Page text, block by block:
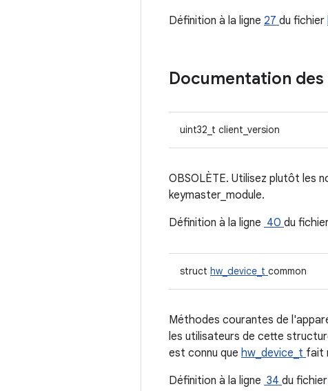
Définition à la ligne 27 du fichier
Documentation
uint32_t client_version
OBSOLÈTE. Utilisez plutôt les
keymaster_module.
Définition à la ligne 40 du
struct hw_device_t common
Méthodes courantes de
les utilisateurs de cette
est connu que hw_device_t fait
Définition à la ligne 34 du fichier